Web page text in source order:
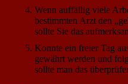
Wenn auffällig viele
bestimmten Arzt den
sollte Sie das
Konnte ein freier Tag
gewährt werden und
sollte man das